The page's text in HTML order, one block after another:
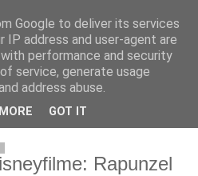
Rapunzel
Google to deliver its services
IP address and user-agent are
performance and security
service, generate usage
address abuse.
GOT IT